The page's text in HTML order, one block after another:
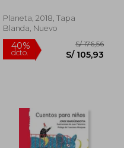
dcto.
Planeta, 2018, Tapa
Blanda, Nuevo